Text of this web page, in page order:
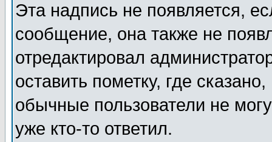
Эта надпись не появляется,
сообщение, она также не
отредактировал
оставить пометку, где
обычные пользователи не
уже кто-то ответил.